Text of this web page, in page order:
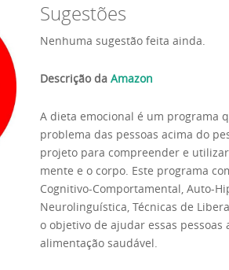
Sugestões
Nenhuma sugestão feita ainda.
Descrição da Amazon
A dieta emocional é um programa
problema das pessoas acima do
projeto para compreender e
mente e o corpo. Este programa
Cognitivo-Comportamental, Auto-
Neurolinguística, Técnicas de
o objetivo de ajudar essas pessoas
alimentação saudável.